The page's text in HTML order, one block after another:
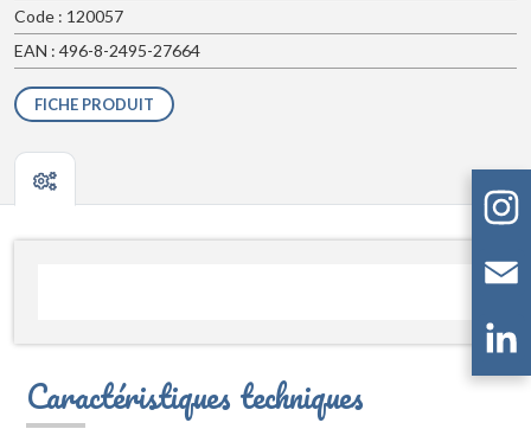
Code : 120057
EAN : 496-8-2495-27664
FICHE PRODUIT
Caractéristiques techniques